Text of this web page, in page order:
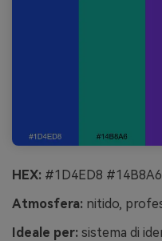
HEX: #1D4ED8
Atmosfera: nitido,
Ideale per: sistema di